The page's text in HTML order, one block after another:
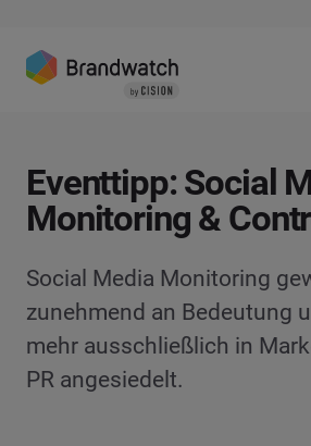
Eventtipp: Social
Monitoring &
Social Media Monitoring
zunehmend an Bedeutung
mehr ausschließlich in
PR angesiedelt.